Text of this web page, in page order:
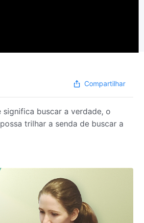
Compartilhar
significa buscar a verdade, o
trilhar a senda de buscar a